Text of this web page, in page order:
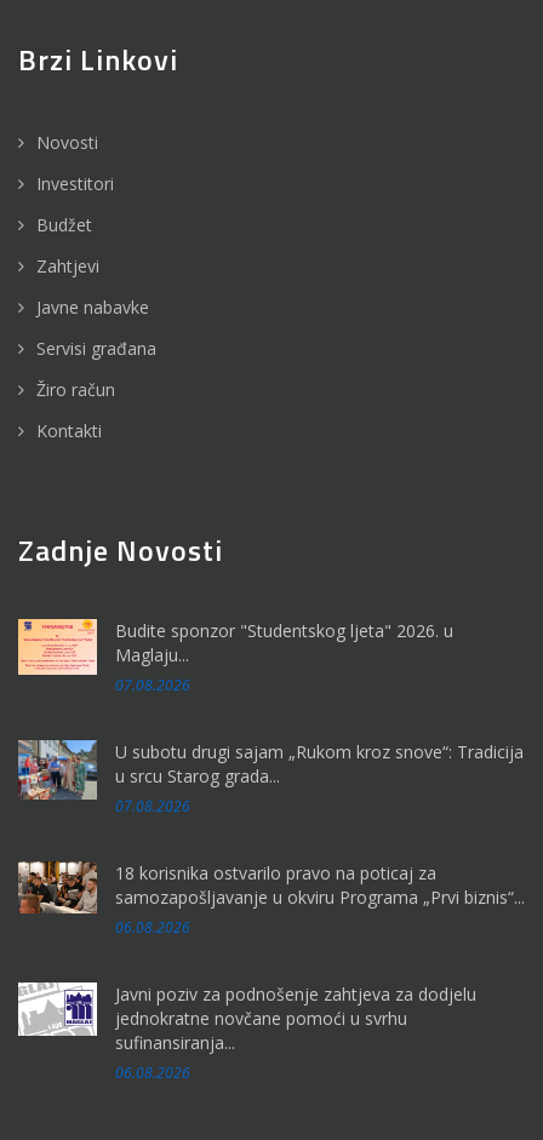
Brzi Linkovi
Novosti
Investitori
Budžet
Zahtjevi
Javne nabavke
Servisi građana
Žiro račun
Kontakti
Zadnje Novosti
Budite sponzor "Studentskog ljeta" 2026. u
Maglaju...
07.08.2026
U subotu drugi sajam „Rukom kroz snove“: Tradicija
u srcu Starog grada...
07.08.2026
18 korisnika ostvarilo pravo na poticaj za
samozapošljavanje u okviru Programa „Prvi biznis“...
06.08.2026
Javni poziv za podnošenje zahtjeva za dodjelu
jednokratne novčane pomoći u svrhu
sufinansiranja...
06.08.2026